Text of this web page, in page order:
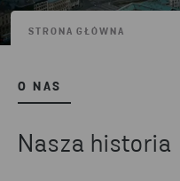
STRONA GŁÓWNA
O NAS
Nasza historia